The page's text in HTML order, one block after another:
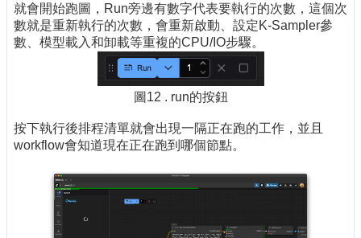
就會開始跑圖，Run旁邊有數字代表要執行的次數，這個次
數就是重新執行的次數，會重新啟動、設定K-Sampler參
數、模型載入和卸載等重複的CPU/IO步驟。
圖12 . run的按鈕
按下執行後排程清單就會出現一隔正在跑的工作，並且
workflow會知道現在正在跑到哪個節點。